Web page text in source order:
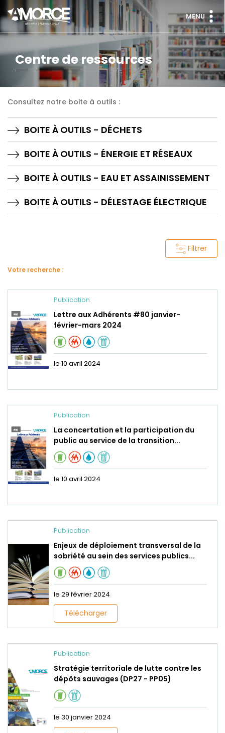
MENU
Centre de ressources
Consultez notre boite à outils :
BOITE À OUTILS - DÉCHETS
BOITE À OUTILS - ÉNERGIE ET RÉSEAUX
BOITE À OUTILS - EAU ET ASSAINISSEMENT
BOITE À OUTILS - DÉLESTAGE ÉLECTRIQUE
Filtrer
Votre recherche :
Publication
Lettre aux Adhérents #80 janvier-
février-mars 2024
le 10 avril 2024
Publication
La concertation et la participation du
public au service de la transition...
le 10 avril 2024
Publication
Enjeux de déploiement transversal de la
sobriété au sein des services publics...
le 29 février 2024
Télécharger
Publication
Stratégie territoriale de lutte contre les
dépôts sauvages (DP27 - PP05)
le 30 janvier 2024